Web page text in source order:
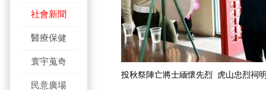
社會新聞
醫療保健
寰宇蒐奇
民意廣場
投秋祭陣亡將士緬懷先烈 虎山忠烈祠